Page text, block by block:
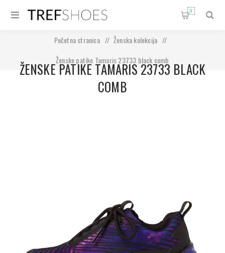
0
Početna stranica / Ženska kolekcija
/
Ženske patike Tamaris 23733 black comb
ŽENSKE PATIKE TAMARIS 23733 BLACK
COMB